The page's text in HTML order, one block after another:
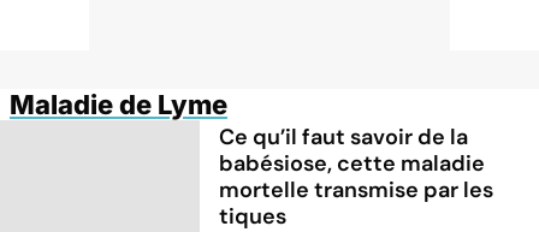
Maladie de Lyme
Ce qu’il faut savoir de la
babésiose, cette maladie
mortelle transmise par les
tiques